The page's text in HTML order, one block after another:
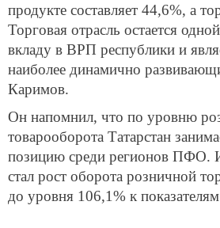
продукте составляет 44,6%, а
Торговая отрасль остается
вкладу в ВРП республики и
наиболее динамично
Каримов.
Он напомнил, что по уровню
товарооборота Татарстан
позицию среди регионов ПФО.
стал рост оборота розничной
до уровня 106,1% к